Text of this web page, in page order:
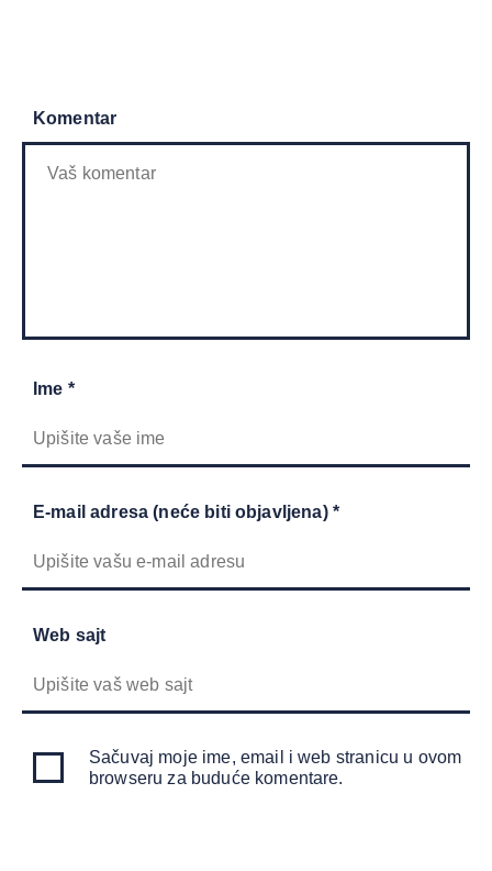
Komentar
Ime *
E-mail adresa (neće biti objavljena) *
Web sajt
Sačuvaj moje ime, email i web stranicu u ovom
browseru za buduće komentare.